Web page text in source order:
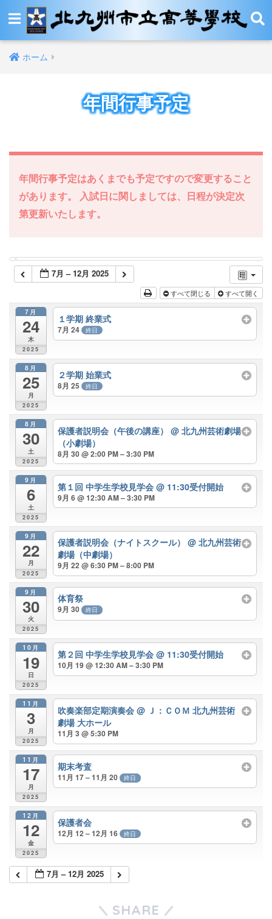
ホーム
年間行事予定
年間行事予定はあくまでも予定ですので変更すること
があります。 入試日に関しましては、日程が決定次
第更新いたします。
7月 – 12月 2025
すべて閉じる すべて開く
7月
24
木
2025
１学期 終業式
7月 24 終日
8月
25
月
2025
２学期 始業式
8月 25 終日
8月
30
土
2025
保護者説明会（午後の講座）@ 北九州芸術劇場
（小劇場）
8月 30 @ 2:00 PM – 3:30 PM
9月
6
土
2025
第１回 中学生学校見学会@ 11:30受付開始
9月 6 @ 12:30 AM – 3:30 PM
9月
22
月
2025
保護者説明会（ナイトスクール）@ 北九州芸術
劇場（中劇場）
9月 22 @ 6:30 PM – 8:00 PM
9月
30
火
2025
体育祭
9月 30 終日
10月
19
日
2025
第２回 中学生学校見学会@ 11:30受付開始
10月 19 @ 12:30 AM – 3:30 PM
11月
3
月
2025
吹奏楽部定期演奏会@ Ｊ：ＣＯＭ 北九州芸術
劇場 大ホール
11月 3 @ 5:30 PM
11月
17
月
2025
期末考査
11月 17 – 11月 20 終日
12月
12
金
2025
保護者会
12月 12 – 12月 16 終日
7月 – 12月 2025
SHARE